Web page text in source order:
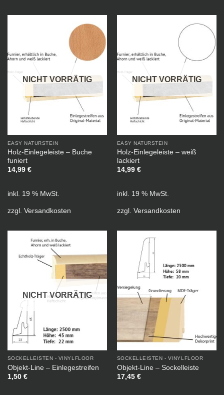
NICHT VORRÄTIG
EASY NATURSTEIN
Holz-Einlegeleiste – Buche
funiert
14,99 €
inkl. 19 % MwSt.
zzgl. Versandkosten
NICHT VORRÄTIG
EASY NATURSTEIN
Holz-Einlegeleiste – weiß
lackiert
14,99 €
inkl. 19 % MwSt.
zzgl. Versandkosten
NICHT VORRÄTIG
SOCKELLEISTEN - VINYLFLOOR
Objekt-Line – Einlegestreifen
1,50 €
SOCKELLEISTEN - VINYLFLOOR
Objekt-Line – Sockelleiste
17,45 €